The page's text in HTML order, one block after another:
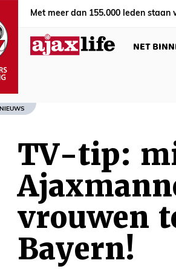
Met meer dan 155.000 leden staan
NET
NIEUWS
TV-tip:
vrouwen
Bayern!